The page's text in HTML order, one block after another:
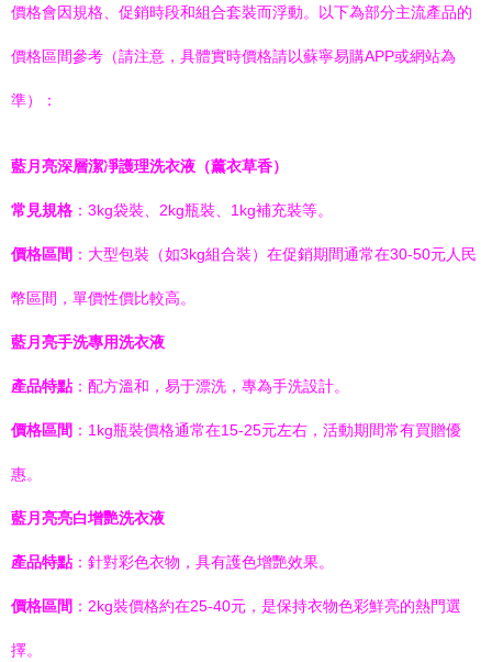
價格會因規格、促銷時段和組合套裝而浮動。以下為部分主流產品的
價格區間參考（請注意，具體實時價格請以蘇寧易購APP或網站為
準）：
藍月亮深層潔凈護理洗衣液（薰衣草香）
常見規格 ：3kg袋裝、2kg瓶裝、1kg補充裝等。
價格區間 ：大型包裝（如3kg組合裝）在促銷期間通常在30-50元人民
幣區間，單價性價比較高。
藍月亮手洗專用洗衣液
產品特點：配方溫和，易于漂洗，專為手洗設計。
價格區間 ：1kg瓶裝價格通常在15-25元左右，活動期間常有買贈優
惠。
藍月亮亮白增艷洗衣液
產品特點：針對彩色衣物，具有護色增艷效果。
價格區間 ：2kg裝價格約在25-40元，是保持衣物色彩鮮亮的熱門選
擇。